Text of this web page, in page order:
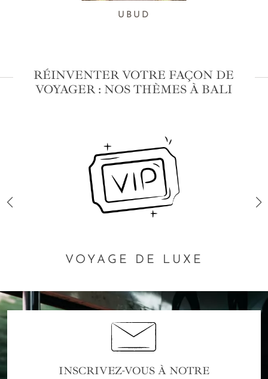
UBUD
RÉINVENTER VOTRE FAÇON DE
VOYAGER : NOS THÈMES À BALI
VOYAGE DE LUXE
INSCRIVEZ-VOUS À NOTRE